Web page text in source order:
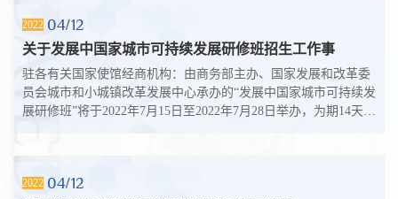
2022 04 12
关于发展中国家城市可持续发展研修班招生工作事
驻各有关国家使馆经商机构：由商务部主办、国家发展和改革委
员会城市和小城镇改革发展中心承办的“发展中国家城市可持续发
展研修班”将于2022年7月15日至2022年7月28日举办，为期14天，
2022 04 12